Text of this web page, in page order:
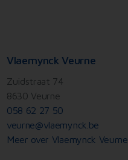
Vlaemynck Veurne
Zuidstraat 74
8630 Veurne
058 62 27 50
veurne@vlaemynck.be
Meer over Vlaemynck Veurne